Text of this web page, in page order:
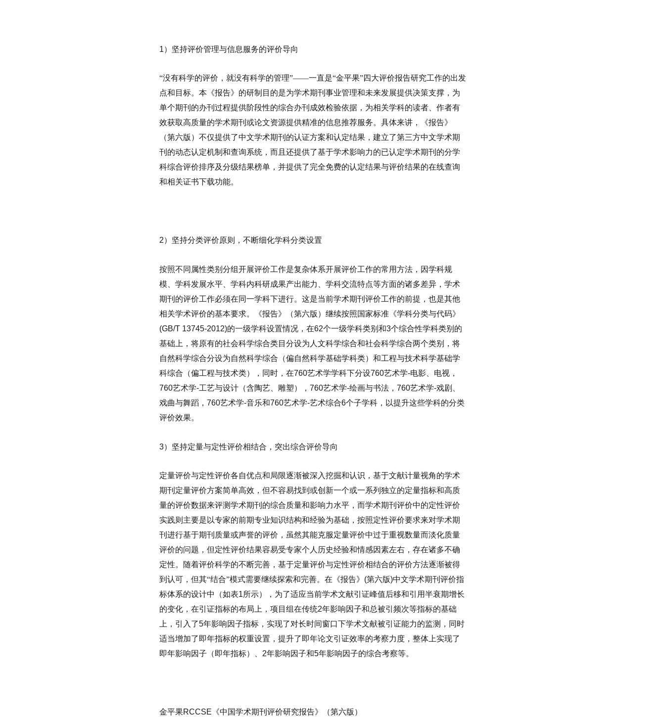
1）坚持评价管理与信息服务的评价导向
“没有科学的评价，就没有科学的管理”——一直是“金平果”四大评价报告研究工作的出发
点和目标。本《报告》的研制目的是为学术期刊事业管理和未来发展提供决策支撑，为
单个期刊的办刊过程提供阶段性的综合办刊成效检验依据，为相关学科的读者、作者有
效获取高质量的学术期刊或论文资源提供精准的信息推荐服务。具体来讲，《报告》
（第六版）不仅提供了中文学术期刊的认证方案和认定结果，建立了第三方中文学术期
刊的动态认定机制和查询系统，而且还提供了基于学术影响力的已认定学术期刊的分学
科综合评价排序及分级结果榜单，并提供了完全免费的认定结果与评价结果的在线查询
和相关证书下载功能。
2）坚持分类评价原则，不断细化学科分类设置
按照不同属性类别分组开展评价工作是复杂体系开展评价工作的常用方法，因学科规
模、学科发展水平、学科内科研成果产出能力、学科交流特点等方面的诸多差异，学术
期刊的评价工作必须在同一学科下进行。这是当前学术期刊评价工作的前提，也是其他
相关学术评价的基本要求。《报告》（第六版）继续按照国家标准《学科分类与代码》
(GB/T 13745-2012)的一级学科设置情况，在62个一级学科类别和3个综合性学科类别的
基础上，将原有的社会科学综合类目分设为人文科学综合和社会科学综合两个类别，将
自然科学综合分设为自然科学综合（偏自然科学基础学科类）和工程与技术科学基础学
科综合（偏工程与技术类），同时，在760艺术学学科下分设760艺术学-电影、电视，
760艺术学-工艺与设计（含陶艺、雕塑）， 760艺术学-绘画与书法， 760艺术学-戏剧、
戏曲与舞蹈， 760艺术学-音乐和760艺术学-艺术综合6个子学科，以提升这些学科的分类
评价效果。
3）坚持定量与定性评价相结合，突出综合评价导向
定量评价与定性评价各自优点和局限逐渐被深入挖掘和认识，基于文献计量视角的学术
期刊定量评价方案简单高效，但不容易找到或创新一个或一系列独立的定量指标和高质
量的评价数据来评测学术期刊的综合质量和影响力水平，而学术期刊评价中的定性评价
实践则主要是以专家的前期专业知识结构和经验为基础，按照定性评价要求来对学术期
刊进行基于期刊质量或声誉的评价，虽然其能克服定量评价中过于重视数量而淡化质量
评价的问题，但定性评价结果容易受专家个人历史经验和情感因素左右，存在诸多不确
定性。随着评价科学的不断完善，基于定量评价与定性评价相结合的评价方法逐渐被得
到认可，但其“结合”模式需要继续探索和完善。在《报告》 (第六版)中文学术期刊评价指
标体系的设计中（如表1所示），为了适应当前学术文献引证峰值后移和引用半衰期增长
的变化，在引证指标的布局上，项目组在传统2年影响因子和总被引频次等指标的基础
上，引入了5年影响因子指标，实现了对长时间窗口下学术文献被引证能力的监测，同时
适当增加了即年指标的权重设置，提升了即年论文引证效率的考察力度，整体上实现了
即年影响因子（即年指标）、 2年影响因子和5年影响因子的综合考察等。
金平果RCCSE 《中国学术期刊评价研究报告》（第六版）